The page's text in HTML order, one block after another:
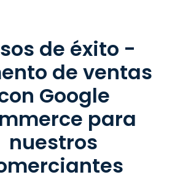
de éxito -
de ventas
Google
para
nuestros